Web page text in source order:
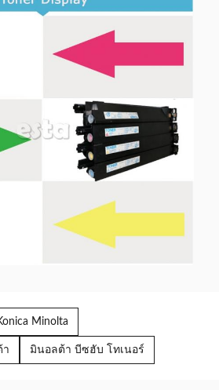
Minolta
า มินอลต้า บีซฮับ โทเนอร์